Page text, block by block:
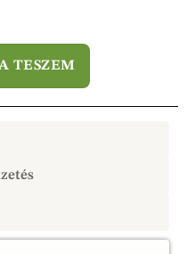
TESZEM